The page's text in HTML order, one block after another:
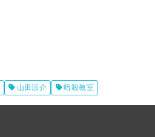
山田涼介 暗殺教室